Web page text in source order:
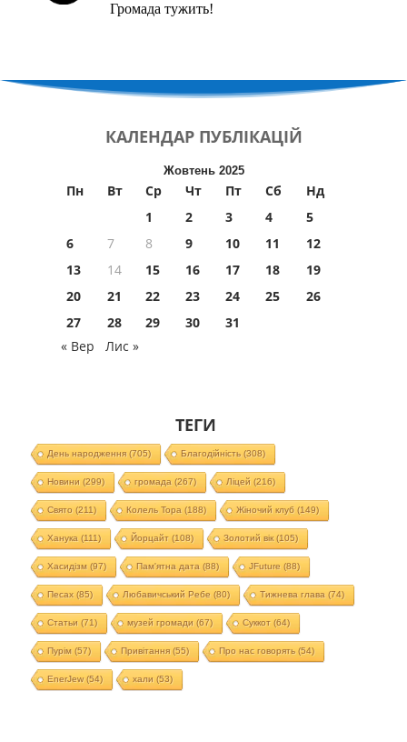
Громада тужить!
КАЛЕНДАР ПУБЛІКАЦІЙ
Жовтень 2025
Пн Вт Ср Чт Пт Сб
Нд
1
2 3 4
5
6
7 8 9 10 11
12
13
14 15 16 17 18
19
20
21 22 23 24 25
26
27
28 29 30
31
« Вер
Лис »
ТЕГИ
День народження(705) Благодійність(308)
Новини (299) громада (267) Ліцей (216)
Свято (211) Колель Тора (188) Жіночий клуб (149)
Ханука (111) Йорцайт (108) Золотий вік(105)
Хасидізм (97) Пам'ятна дата (88) JFuture (88)
Песах(85) Любавичський Ребе (80) Тижнева глава (74)
Статьи (71) музей громади (67) Суккот (64)
Пурім (57) Привітання(55) Про нас говорять(54)
EnerJew(54) хали (53)